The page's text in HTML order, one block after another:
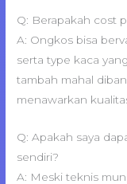
Q: Berapakah cost
A: Ongkos bisa
serta type kaca
tambah mahal
menawarkan
Q: Apakah saya
sendiri?
A: Meski teknis